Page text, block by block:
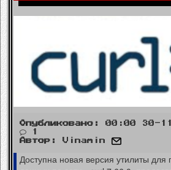
Опубликовано: 00:00 30-
1
Автор:
Vinamin
Доступна новая версия утилиты для